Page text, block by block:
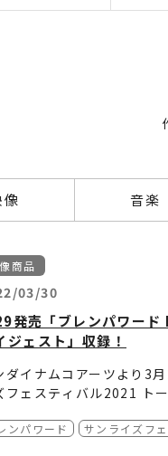
像 音楽
商品
03/30
発売「ブレンパワー
ジェスト」収録！
ダイナムコアーツより3
フェスティバル2021 ト
クショーは、数々のアニ
ンパワード サンライズフ